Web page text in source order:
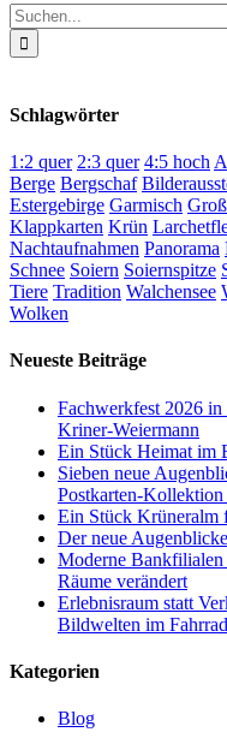
Suche
nach:
Schlagwörter
1:2 quer 2:3 quer 4:5 hoch
Berge Bergschaf
Estergebirge Garmisch
Klappkarten Krün
Nachtaufnahmen Panorama
Schnee Soiern Soiernspitze
Tiere Tradition Walchensee
Wolken
Neueste Beiträge
Fachwerkfest 2026
Kriner-Weiermann
Ein Stück Heimat im
Sieben neue
Postkarten-
Ein Stück Krüneralm
Der neue
Moderne Bankfilialen
Räume verändert
Erlebnisraum statt
Bildwelten im
Kategorien
Blog